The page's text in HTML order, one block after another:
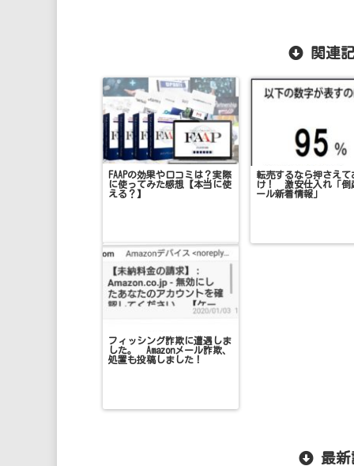
関連
FAAPの効果や口コミは？実際
に使ってみた感想【本当に使
える？】
転売するなら押さえて
け！ 激安仕入れ「倒
ール新着情報」
フィッシング詐欺に遭遇しま
した。 Amazonメール詐欺、
処置も投稿しました！
最